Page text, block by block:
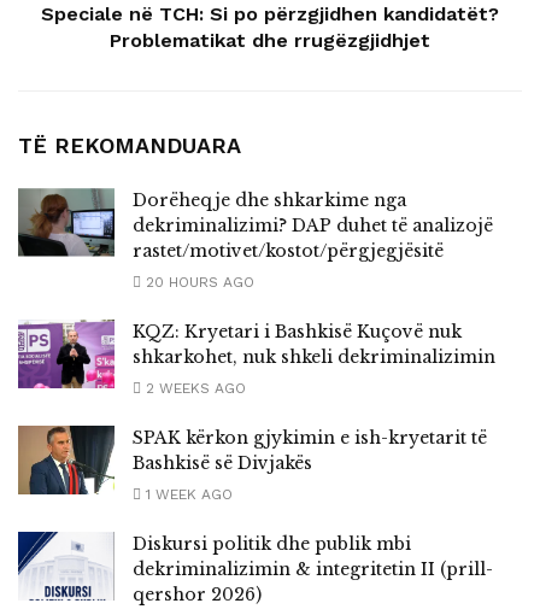
Speciale në TCH: Si po përzgjidhen kandidatët?
Problematikat dhe rrugëzgjidhjet
TË REKOMANDUARA
Dorëheqje dhe shkarkime nga
dekriminalizimi? DAP duhet të analizojë
rastet/motivet/kostot/përgjegjësitë
20 HOURS AGO
KQZ: Kryetari i Bashkisë Kuçovë nuk
shkarkohet, nuk shkeli dekriminalizimin
2 WEEKS AGO
SPAK kërkon gjykimin e ish-kryetarit të
Bashkisë së Divjakës
1 WEEK AGO
Diskursi politik dhe publik mbi
dekriminalizimin & integritetin II (prill-
qershor 2026)